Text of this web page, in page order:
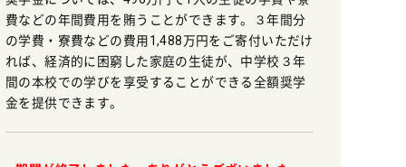
費などの年間費用を賄うことができます。３年間分
の学費・寮費などの費用1,488万円をご寄付いただけ
れば、経済的に困窮した家庭の生徒が、中学校３年
間の本校での学びを享受することができる全額奨学
金を提供できます。